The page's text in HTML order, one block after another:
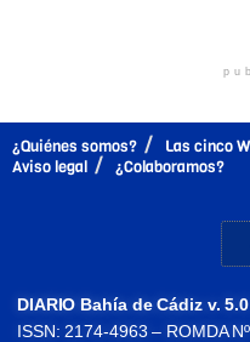
¿Quiénes somos? Las cinco
Aviso legal
¿Colaboramos?
DIARIO Bahía de Cádiz v. 5.0
ISSN: 2174-4963 – ROMDA